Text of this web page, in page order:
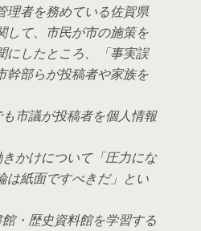
理者を務めている佐賀県
して、市民が市の施策を
にしたところ、「事実誤
幹部らが投稿者や家族を
市議が投稿者を個人情報
かけについて「圧力にな
は紙面ですべきだ」とい
・歴史資料館を学習する